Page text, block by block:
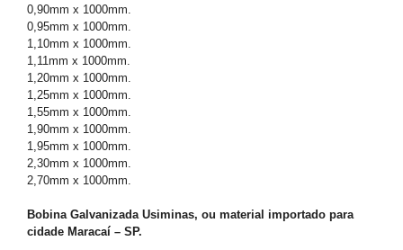
0,90mm x 1000mm.
0,95mm x 1000mm.
1,10mm x 1000mm.
1,11mm x 1000mm.
1,20mm x 1000mm.
1,25mm x 1000mm.
1,55mm x 1000mm.
1,90mm x 1000mm.
1,95mm x 1000mm.
2,30mm x 1000mm.
2,70mm x 1000mm.
Bobina Galvanizada Usiminas, ou material importado para
cidade Maracaí – SP.